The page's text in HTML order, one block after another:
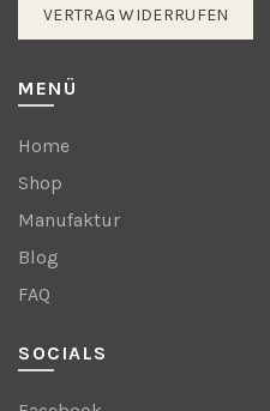
VERTRAG WIDERRUFEN
MENÜ
Home
Shop
Manufaktur
Blog
FAQ
SOCIALS